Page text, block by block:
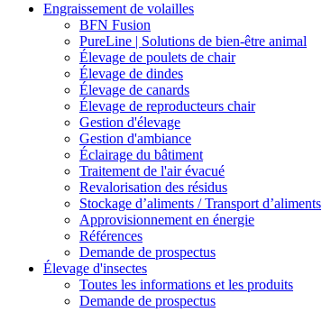
Engraissement de volailles
BFN Fusion
PureLine | Solutions de bien-être animal
Élevage de poulets de chair
Élevage de dindes
Élevage de canards
Élevage de reproducteurs chair
Gestion d'élevage
Gestion d'ambiance
Éclairage du bâtiment
Traitement de l'air évacué
Revalorisation des résidus
Stockage d’aliments / Transport d’aliments
Approvisionnement en énergie
Références
Demande de prospectus
Élevage d'insectes
Toutes les informations et les produits
Demande de prospectus